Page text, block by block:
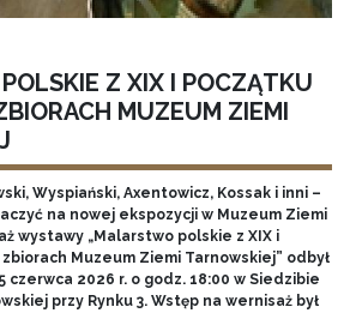
Z XIX I POCZĄTKU
MUZEUM ZIEMI
Wyspiański, Axentowicz, Kossak i inni –
na nowej ekspozycji w Muzeum Ziemi
wystawy „Malarstwo polskie z XIX i
Muzeum Ziemi Tarnowskiej” odbył
czerwca 2026 r. o godz. 18:00 w Siedzibie
przy Rynku 3. Wstęp na wernisaż był